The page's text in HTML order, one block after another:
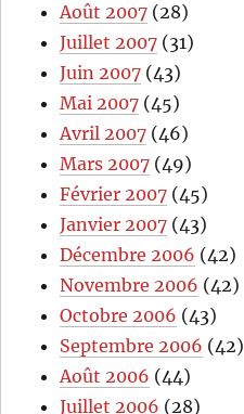
Août 2007 (28)
Juillet 2007 (31)
Juin 2007 (43)
Mai 2007 (45)
Avril 2007 (46)
Mars 2007 (49)
Février 2007 (45)
Janvier 2007 (43)
Décembre 2006 (42)
Novembre 2006 (42)
Octobre 2006 (43)
Septembre 2006 (42)
Août 2006 (44)
Juillet 2006 (28)